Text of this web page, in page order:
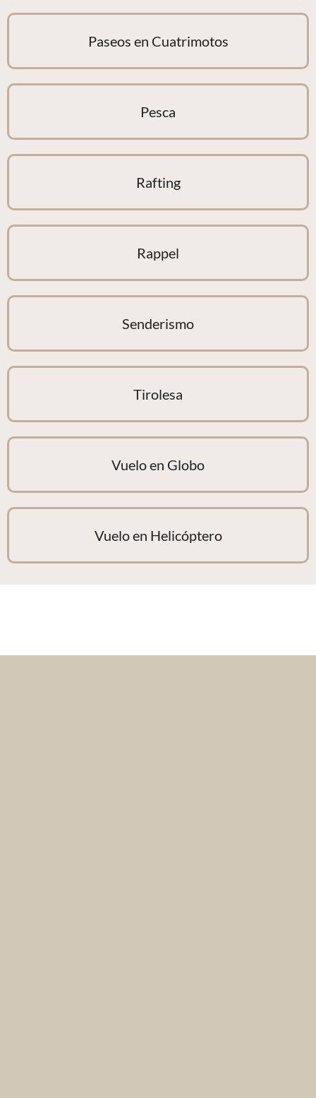
Paseos en Cuatrimotos
Pesca
Rafting
Rappel
Senderismo
Tirolesa
Vuelo en Globo
Vuelo en Helicóptero